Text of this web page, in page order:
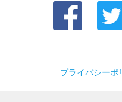
プライバシーポ